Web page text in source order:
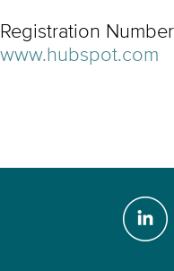
Registration
www.hubspot.com